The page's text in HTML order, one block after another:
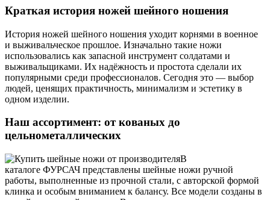
Краткая история ножей шейного ношения
История ножей шейного ношения уходит корнями в военное
и выживальческое прошлое. Изначально такие ножи
использовались как запасной инструмент солдатами и
выживальщиками. Их надёжность и простота сделали их
популярными среди профессионалов. Сегодня это — выбор
людей, ценящих практичность, минимализм и эстетику в
одном изделии.
Наш ассортимент: от кованых до
цельнометаллических
В
каталоге ФУРСАЧ представлены шейные ножи ручной
работы, выполненные из прочной стали, с авторской формой
клинка и особым вниманием к балансу. Все модели созданы в